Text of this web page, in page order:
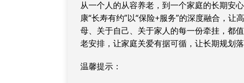
从一个人的从容养老，到一个家庭的长期安
康“长寿有约”以“保险+服务”的深度融合，
母、关于自己、关于家人的每一份牵挂，都
老安排，让家庭关爱有据可循，让长期规划落
温馨提示：